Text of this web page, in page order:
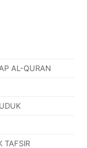
AL-QURAN
TAFSIR